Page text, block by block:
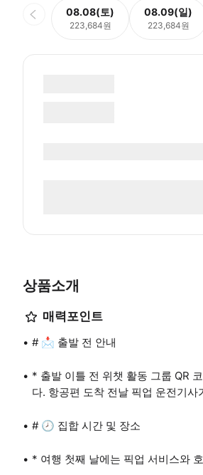
08.08(토)
223,684원
08.09(일)
223,684원
상품소개
매력포인트
# 📩 출발 전 안내
* 출발 이틀 전 위챗 활동 그룹 QR
다. 항공편 도착 전날 픽업 운전기
# 🕗 집합 시간 및 장소
* 여행 첫째 날에는 픽업 서비스와